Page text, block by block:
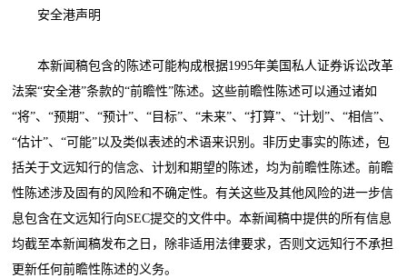
安全港声明
本新闻稿包含的陈述可能构成根据1995年美国私人证券诉讼改革
法案“安全港”条款的“前瞻性”陈述。这些前瞻性陈述可以通过诸如
“将”、“预期”、“预计”、“目标”、“未来”、“打算”、“计划”、“相信”、
“估计”、“可能”以及类似表述的术语来识别。非历史事实的陈述，包
括关于文远知行的信念、计划和期望的陈述，均为前瞻性陈述。前瞻
性陈述涉及固有的风险和不确定性。有关这些及其他风险的进一步信
息包含在文远知行向SEC提交的文件中。本新闻稿中提供的所有信息
均截至本新闻稿发布之日，除非适用法律要求，否则文远知行不承担
更新任何前瞻性陈述的义务。